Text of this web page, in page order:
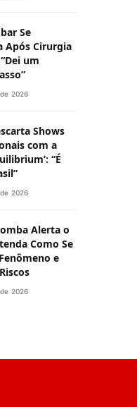
Se
Após Cirurgia
um
2026
Shows
com a
“É
2026
Alerta o
Como Se
e
2026